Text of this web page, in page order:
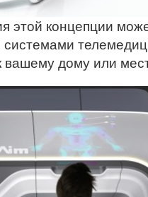
концепции
системами
вашему дому или